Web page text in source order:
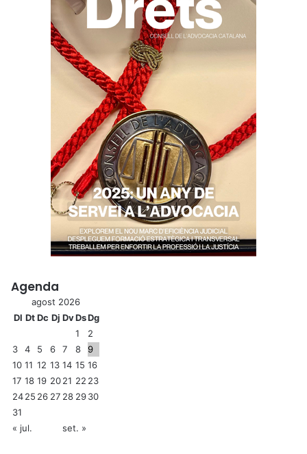
Agenda
agost 2026
Dl DtDc Dj DvDsDg
1
2
3
4 5 6 7 8
9
10 11 12 13 14 15 16
17 18 19 2021 22 23
2425 26 27 28 2930
31
« jul.
set. »